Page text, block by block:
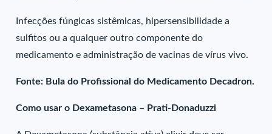
Infecções fúngicas sistêmicas, hipersensibilidade a
sulfitos ou a qualquer outro componente do
medicamento e administração de vacinas de vírus vivo.
Fonte: Bula do Profissional do Medicamento Decadron.
Como usar o Dexametasona – Prati-Donaduzzi